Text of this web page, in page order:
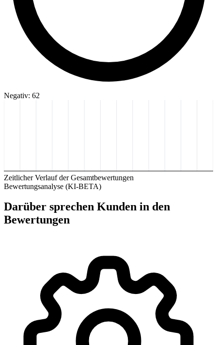
Negativ: 62
Zeitlicher Verlauf der Gesamtbewertungen
Bewertungsanalyse (KI-BETA)
Darüber sprechen Kunden in den
Bewertungen